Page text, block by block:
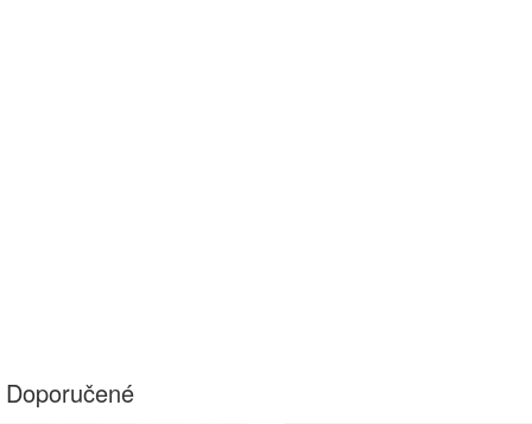
Doporučené